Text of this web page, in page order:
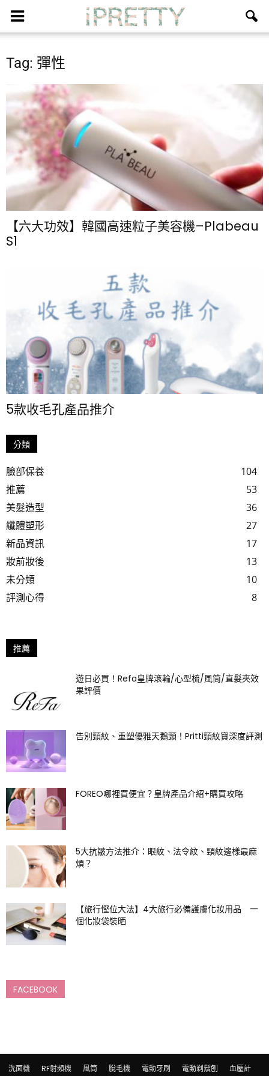
Tag: 彈性
【六大功效】韓國高速粒子美容機–Plabeau
S1
5款收毛孔產品推介
分類
臉部保養
104
推薦
53
美髮造型
36
纖體塑形
27
新品資訊
17
妝前妝後
13
未分類
10
評測心得
8
推薦
遊日必買！Refa皇牌滾輪/心型梳/風筒/直髮夾效
果評價
告別頸紋、重塑優雅天鵝頸！Pritti頸紋寶深度評測
FOREO哪裡買便宜？皇牌產品介紹+購買攻略
5大抗皺方法推介：眼紋、法令紋、頸紋邊樣最麻
煩？
【旅行慳位大法】4大旅行必備護膚化妝用品 一
個化妝袋裝晒
FACEBOOK
洗面機 RF射頻機 風筒 脫毛機 電動牙刷 電動剃鬚刨 血壓計